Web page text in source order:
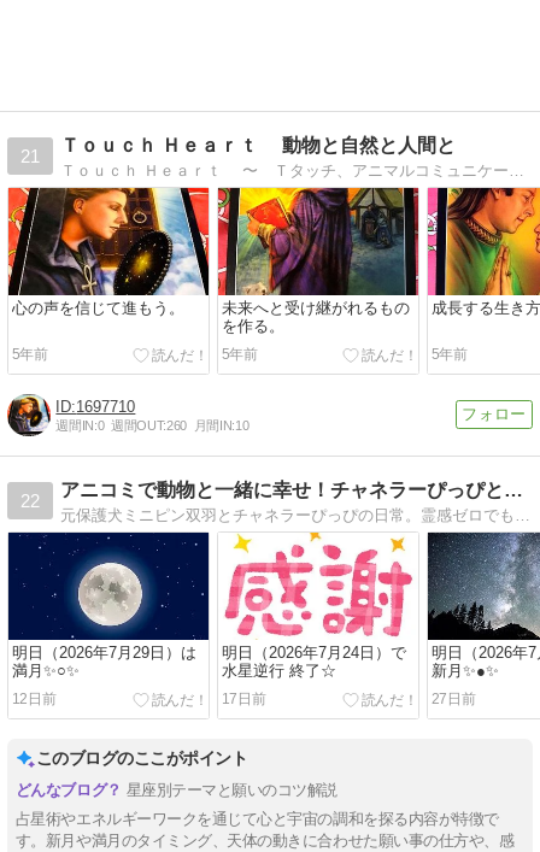
21
Ｔｏｕｃｈ Ｈｅａｒｔ 動物と自然と人間と
心の声を信じて進もう。
5年前
未来へと受け継がれるもの
を作る。
5年前
成長する生き
5年前
1697710
週間IN:0 週間OUT:260 月間IN:10
22
アニコミで動物と一緒に幸せ！チャネラーぴっぴとミニピン双羽
明日（2026年7月29日）は
満月✨○✨
12日前
明日（2026年7月24日）で
水星逆行 終了☆
17日前
明日（2026年
新月✨●✨
27日前
このブログのここがポイント
星座別テーマと願いのコツ解説
占星術やエネルギーワークを通じて心と宇宙の調和を探る内容が特徴で
す。新月や満月のタイミング、天体の動きに合わせた願い事の仕方や、感